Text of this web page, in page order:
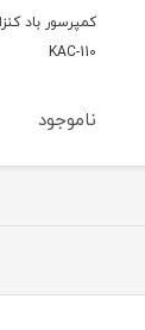
کمپرسور باد
KAC-110
ناموجود